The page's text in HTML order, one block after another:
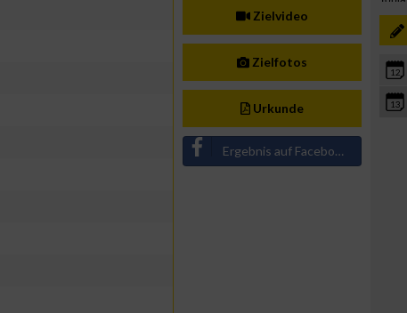
Zielvideo
Zielfotos
Urkunde
Ergebnis auf Facebook teilen
12
13